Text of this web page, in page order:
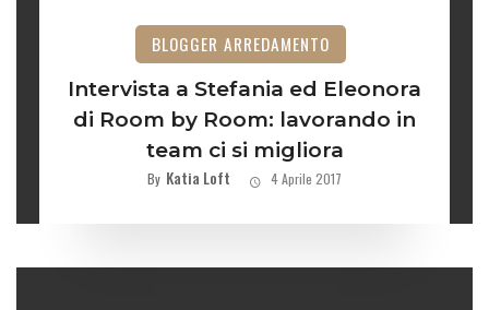
BLOGGER ARREDAMENTO
Intervista a Stefania ed Eleonora
di Room by Room: lavorando in
team ci si migliora
By Katia Loft 4 Aprile 2017